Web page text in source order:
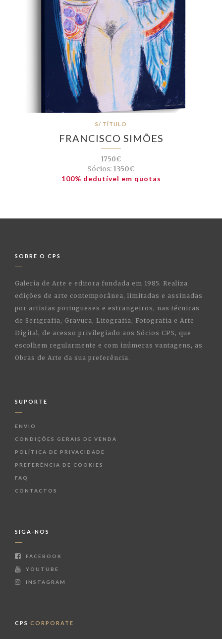
S/ TÍTULO
FRANCISCO SIMÕES
1750€
Sócios: 1350€
100% dedutível em quotas
SOBRE O CPS
Galeria de Arte e editora fundada em 1985. Realiza
edições de arte contemporânea, limitadas e assinadas
por artistas portugueses e estrangeiros, nas técnicas
de Serigrafia, Gravura, Litografia, Fotografia e Arte
Digital, de acesso privilegiado aos Sócios CPS, que
escolhem regularmente e com inúmeras vantagens, as
Obras de Arte da sua preferência.
SUPORTE
ENVIO
CONDIÇÕES GERAIS DE VENDA
POLÍTICA DE PRIVACIDADE
PREFERÊNCIA DE COOKIES
FAQ
CONTACTOS
SIGA-NOS
FACEBOOK
YOUTUBE
INSTAGRAM
CPS CORPORATE